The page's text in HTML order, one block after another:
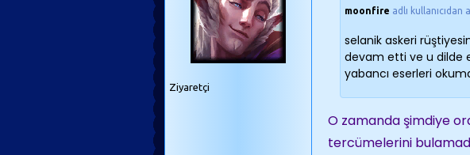
Ziyaretçi
moonfire adlı kullanıcıdan
selanik askeri
devam etti ve u dilde
yabancı eserleri
O zamanda şimdiye
tercümelerini